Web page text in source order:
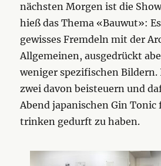
nächsten Morgen ist die
hieß das Thema «Bauwut»:
gewisses Fremdeln mit der
Allgemeinen, ausgedrückt
weniger spezifischen Bildern.
zwei davon beisteuern und
Abend japanischen Gin Tonic
trinken gedurft zu haben.